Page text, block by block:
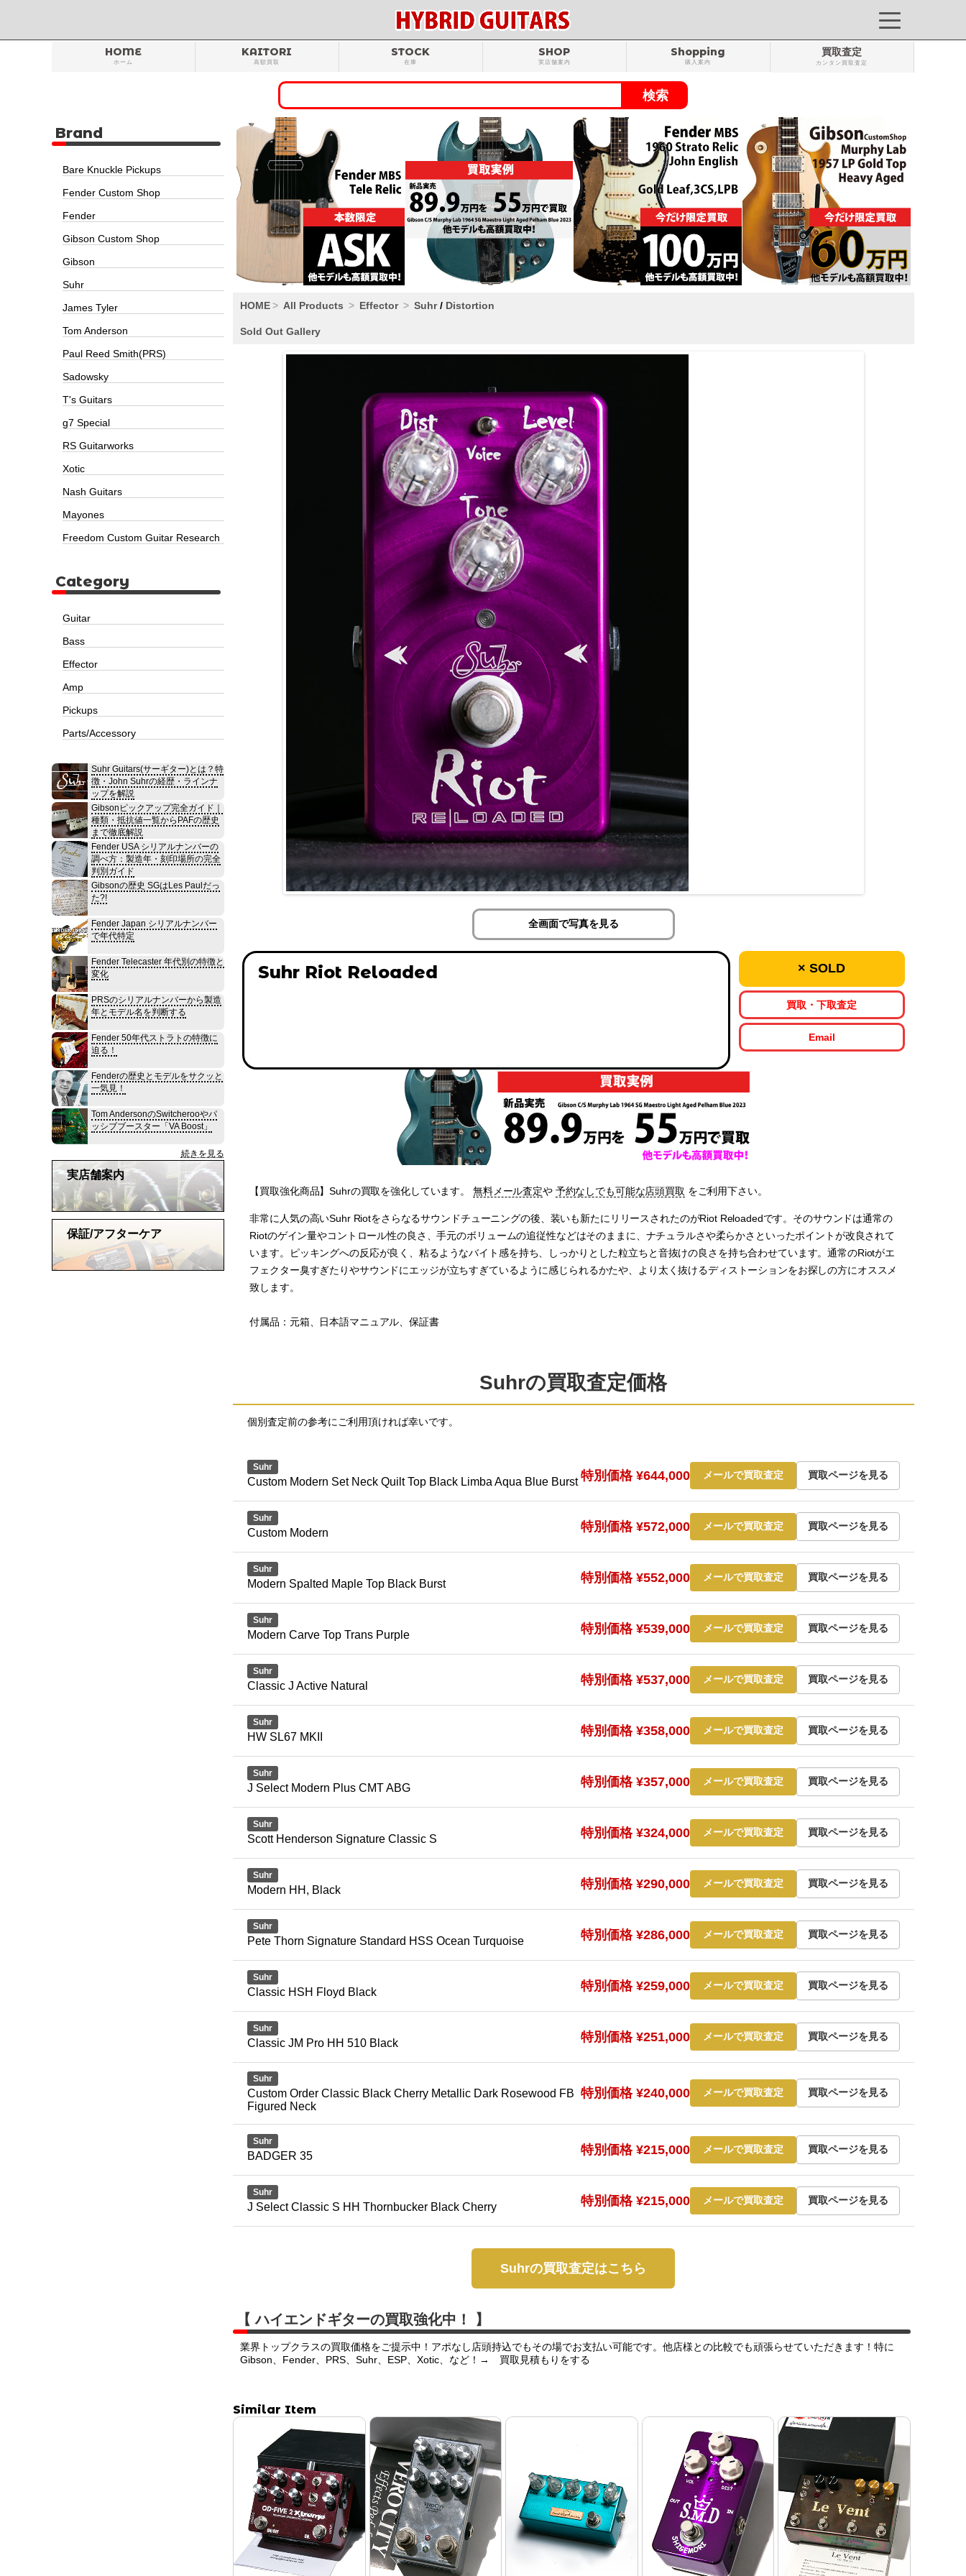
HOME
ホーム
KAITORI
高額買取
STOCK
在庫
SHOP
実店舗案内
Shopping
購入案内
買取査定
カンタン買取査定
HOME All Products Effector Suhr / Distortion
Sold Out Gallery
全画面で写真を見る
Suhr Riot Reloaded × SOLD
買取・下取査定
Email
【買取強化商品】Suhrの買取を強化しています。 無料メール査定や 予約なしでも可能な店頭買取 をご利用下さい。
非常に人気の高いSuhr Riotをさらなるサウンドチューニングの後、装いも新たにリリースされたのがRiot Reloadedです。そのサウンドは通常の
Riotのゲイン量やコントロール性の良さ、手元のボリュームの追従性などはそのままに、ナチュラルさや柔らかさといったポイントが改良されて
います。ピッキングへの反応が良く、粘るようなバイト感を持ち、しっかりとした粒立ちと音抜けの良さを持ち合わせています。通常のRiotがエ
フェクター臭すぎたりやサウンドにエッジが立ちすぎているように感じられるかたや、より太く抜けるディストーションをお探しの方にオススメ
致します。
付属品：元箱、日本語マニュアル、保証書
Suhrの買取査定価格
個別査定前の参考にご利用頂ければ幸いです。
Suhr
Custom Modern Set Neck Quilt Top Black Limba Aqua Blue Burst 特別価格 ¥644,000 メールで買取査定 買取ページを見る
Suhr
Custom Modern 特別価格 ¥572,000 メールで買取査定 買取ページを見る
Suhr
Modern Spalted Maple Top Black Burst 特別価格 ¥552,000 メールで買取査定 買取ページを見る
Suhr
Modern Carve Top Trans Purple 特別価格 ¥539,000 メールで買取査定 買取ページを見る
Suhr
Classic J Active Natural 特別価格 ¥537,000 メールで買取査定 買取ページを見る
Suhr
HW SL67 MKII 特別価格 ¥358,000 メールで買取査定 買取ページを見る
Suhr
J Select Modern Plus CMT ABG 特別価格 ¥357,000 メールで買取査定 買取ページを見る
Suhr
Scott Henderson Signature Classic S 特別価格 ¥324,000 メールで買取査定 買取ページを見る
Suhr
Modern HH, Black 特別価格 ¥290,000 メールで買取査定 買取ページを見る
Suhr
Pete Thorn Signature Standard HSS Ocean Turquoise 特別価格 ¥286,000 メールで買取査定 買取ページを見る
Suhr
Classic HSH Floyd Black 特別価格 ¥259,000 メールで買取査定 買取ページを見る
Suhr
Classic JM Pro HH 510 Black 特別価格 ¥251,000 メールで買取査定 買取ページを見る
Suhr
Custom Order Classic Black Cherry Metallic Dark Rosewood FB
Figured Neck
特別価格 ¥240,000 メールで買取査定 買取ページを見る
Suhr
BADGER 35 特別価格 ¥215,000 メールで買取査定 買取ページを見る
Suhr
J Select Classic S HH Thornbucker Black Cherry 特別価格 ¥215,000 メールで買取査定 買取ページを見る
Suhrの買取査定はこちら
【 ハイエンドギターの買取強化中！ 】
業界トップクラスの買取価格をご提示中！アポなし店頭持込でもその場でお支払い可能です。他店様との比較でも頑張らせていただきます！特に
Gibson、Fender、PRS、Suhr、ESP、Xotic、など！→ 買取見積もりをする
Similar Item
Brand
Bare Knuckle Pickups
Fender Custom Shop
Fender
Gibson Custom Shop
Gibson
Suhr
James Tyler
Tom Anderson
Paul Reed Smith(PRS)
Sadowsky
T's Guitars
g7 Special
RS Guitarworks
Xotic
Nash Guitars
Mayones
Freedom Custom Guitar Research
Category
Guitar
Bass
Effector
Amp
Pickups
Parts/Accessory
Suhr Guitars(サーギター)とは？特
徴・John Suhrの経歴・ラインナ
ップを解説
Gibsonピックアップ完全ガイド｜
種類・抵抗値一覧からPAFの歴史
まで徹底解説
Fender USA シリアルナンバーの
調べ方：製造年・刻印場所の完全
判別ガイド
Gibsonの歴史 SGはLes Paulだっ
た?!
Fender Japan シリアルナンバー
で年代特定
Fender Telecaster 年代別の特徴と
変化
PRSのシリアルナンバーから製造
年とモデル名を判断する
Fender 50年代ストラトの特徴に
迫る！
Fenderの歴史とモデルをサクッと
一気見！
Tom AndersonのSwitcherooやパ
ッシブブースター「VA Boost」
続きを見る
実店舗案内
保証/アフターケア